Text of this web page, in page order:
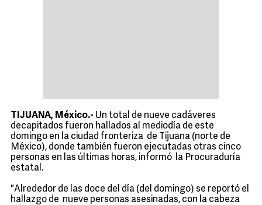
TIJUANA, México.- Un total de nueve cadáveres
decapitados fueron hallados al mediodía de este
domingo en la ciudad fronteriza de Tijuana (norte de
México), donde también fueron ejecutadas otras cinco
personas en las últimas horas, informó la Procuraduría
estatal.
"Alrededor de las doce del día (del domingo) se reportó el
hallazgo de nueve personas asesinadas, con la cabeza